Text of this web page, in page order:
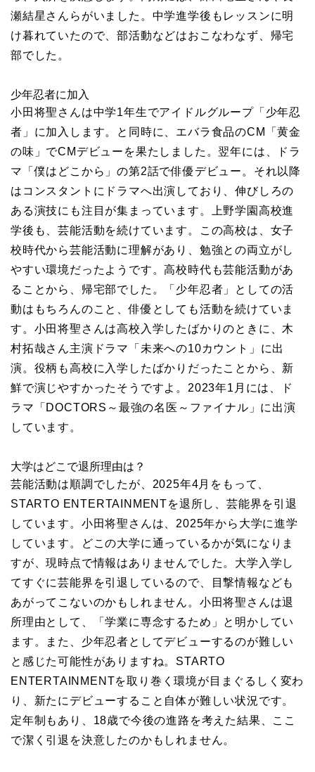
瀬結星さんらがいました。中学進学後もレッスンに明
け暮れていたので、部活動などはおこなわなず、帰宅
部でした。
少年忍者に加入
小田将聖さんは中学1年生でアイドルグループ「少年忍
者」に加入します。と同時に、エバラ食品のCM「黄金
の味」でCMデビューを果たしました。翌年には、ドラ
マ「僕はどこから」の第2話で俳優デビュー。それ以降
はコンスタントにドラマへ出演しており、伸びしろの
ある演技にも注目が集まっています。上野学園高校進
学後も、芸能活動を続けています。この高校は、女子
校時代から芸能活動に理解があり、勉強との両立がし
やすい環境だったようです。高校時代も芸能活動があ
ることから、帰宅部でした。「少年忍者」としての活
動はもちろんのこと、俳優としても活動を続けていま
す。小田将聖さんは高校入学したばかりのときに、木
村拓哉さん主演ドラマ「未来への10カウント」に出
演。役柄も高校に入学したばかりだったことから、新
鮮で演じやすかったそうですよ。2023年1月には、ド
ラマ「DOCTORS～最強の名医～ファイナル」に出演
しています。
大学はどこで退所理由は？
芸能活動は順調でしたが、2025年4月をもって、
STARTO ENTERTAINMENTを退所し、芸能界を引退
しています。小田将聖さんは、2025年から大学に進学
しています。どこの大学に通っているかが気になりま
すが、現時点で情報はありませんでした。大学入学し
てすぐに芸能界を引退しているので、目撃情報なども
あがってこないのかもしれません。小田将聖さんは退
所理由として、「学業に専念するため」と明かしてい
ます。また、少年忍者としてデビューするのが難しい
と感じた可能性がありますね。STARTO
ENTERTAINMENTを取り巻く環境が目まぐるしく変わ
り、新たにデビューすること自体が難しい状況です。
定年制もあり、18歳で今後の進路を考えた結果、ここ
で潔く引退を決意したのかもしれません。